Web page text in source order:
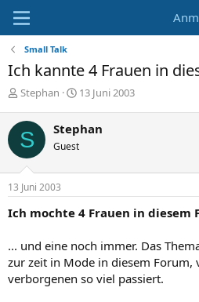
Small Talk
Ich kannte 4 Frauen in
E
s
t
e
l
l
e
Stephan
E
t
e
l
m
13 Juni 2003
S Stephan
Guest
13 Juni 2003
Ich mochte 4 Frauen in diesem
... und eine noch immer. Das
zur zeit in Mode in diesem Forum,
verborgenen so viel passiert.